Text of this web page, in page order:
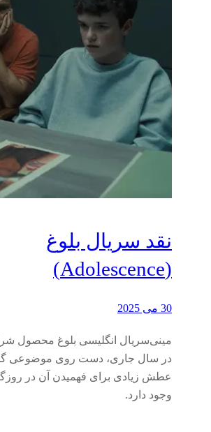
نقد سریال بلوغ
(Adolescence)
30 می 2025
مینی‌سریال انگلیسی بلوغ محصول
در سال جاری، دست روی موضوعی
عطش زیادی برای فهمیدن آن در
وجود دارد.